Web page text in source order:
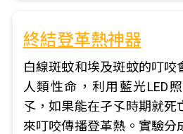
終結登革熱神器
白線斑蚊和埃及斑蚊的叮咬
人類性命，利用藍光LED
孓，如果能在孑孓時期就死
來叮咬傳播登革熱。實驗分